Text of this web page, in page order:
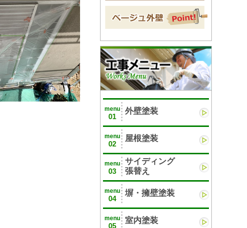
menu
01
外壁塗装
menu
02
屋根塗装
menu
03
サイディング
張替え
menu
04
塀・擁壁塗装
menu
05
室内塗装